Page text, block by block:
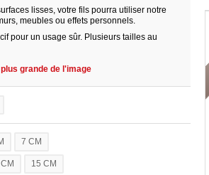
lisses, votre fils pourra utiliser notre
meubles ou effets personnels.
pour un usage sûr. Plusieurs tailles au
grande de l'image
7 CM
15 CM